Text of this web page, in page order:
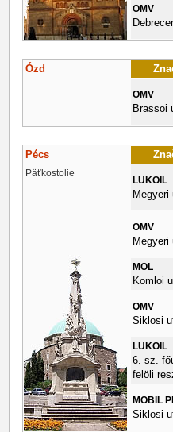
OMV
Ózd
OMV
Brassoi
Pécs
Päťkostolie
LUKOIL
Megyeri
OMV
Megyeri
MOL
Komloi
OMV
Siklosi
LUKOIL
6. sz.
felöli
MOBIL
Siklosi